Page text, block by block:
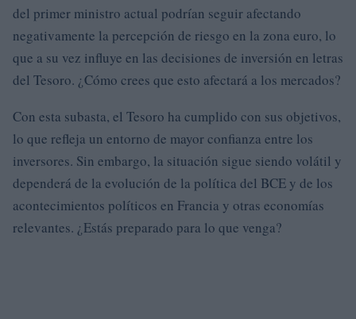
del primer ministro actual podrían seguir afectando
negativamente la percepción de riesgo en la zona euro, lo
que a su vez influye en las decisiones de inversión en letras
del Tesoro. ¿Cómo crees que esto afectará a los mercados?
Con esta subasta, el Tesoro ha cumplido con sus objetivos,
lo que refleja un entorno de mayor confianza entre los
inversores. Sin embargo, la situación sigue siendo volátil y
dependerá de la evolución de la política del BCE y de los
acontecimientos políticos en Francia y otras economías
relevantes. ¿Estás preparado para lo que venga?